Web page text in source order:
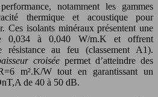
notamment les gammes
thermique et acoustique pour
Ces isolants minéraux présentent une
0,034 à 0,040 W/m.K et offrent
résistance au feu (classement A1).
croisée permet d’atteindre des
m².K/W tout en garantissant un
de 40 à 50 dB.